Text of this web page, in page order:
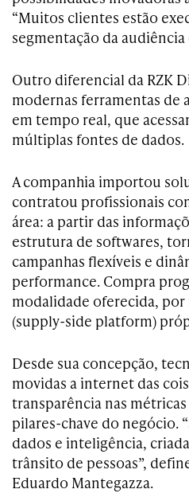
“Muitos clientes estão
segmentação da
Outro diferencial da RZK
modernas ferramentas de
em tempo real, que
múltiplas fontes de dados.
A companhia importou
contratou profissionais
área: a partir das
estrutura de softwares,
campanhas flexíveis e
performance. Compra
modalidade oferecida, por
(supply-side platform)
Desde sua concepção,
movidas a internet das
transparência nas
pilares-chave do negócio.
dados e inteligência,
trânsito de pessoas”,
Eduardo Mantegazza.